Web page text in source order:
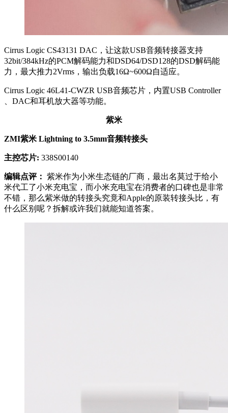
Cirrus Logic CS43131 DAC，让这款USB音频转接器支持
32bit/384kHz的PCM解码能力和DSD64/DSD128的DSD解码能
力，最大推力2Vrms，输出负载16Ω~600Ω自适应。
Cirrus Logic 46L41-CWZR USB音频芯片，内置USB Controller
、DAC和耳机放大器等功能。
紫米
ZMI紫米 Lightning to 3.5mm音频转接头
主控芯片: 338S00140
编辑点评： 紫米作为小米生态链的厂商，最出名莫过于给小
米代工了小米充电宝，而小米充电宝在消费者的口碑也是非常
不错，那么紫米做的转接头究竟和Apple的原装转接头比，有
什么区别呢？拆解或许我们就能知道答案。